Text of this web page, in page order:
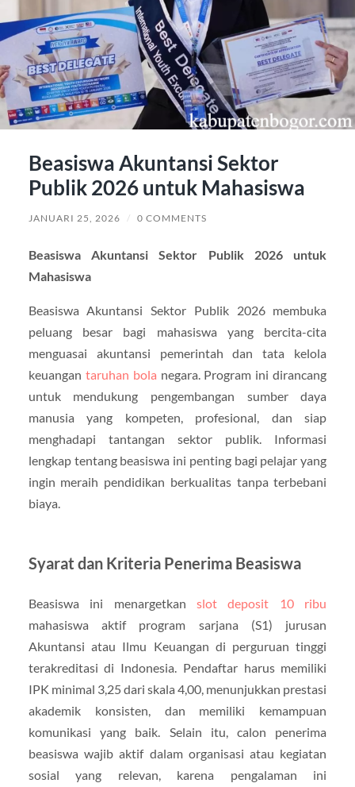
Beasiswa Akuntansi Sektor
Publik 2026 untuk Mahasiswa
JANUARI 25, 2026 / 0 COMMENTS
Beasiswa Akuntansi Sektor Publik 2026 untuk
Mahasiswa
Beasiswa Akuntansi Sektor Publik 2026 membuka
peluang besar bagi mahasiswa yang bercita-cita
menguasai akuntansi pemerintah dan tata kelola
keuangan taruhan bola negara. Program ini dirancang
untuk mendukung pengembangan sumber daya
manusia yang kompeten, profesional, dan siap
menghadapi tantangan sektor publik. Informasi
lengkap tentang beasiswa ini penting bagi pelajar yang
ingin meraih pendidikan berkualitas tanpa terbebani
biaya.
Syarat dan Kriteria Penerima Beasiswa
Beasiswa ini menargetkan slot deposit 10 ribu
mahasiswa aktif program sarjana (S1) jurusan
Akuntansi atau Ilmu Keuangan di perguruan tinggi
terakreditasi di Indonesia. Pendaftar harus memiliki
IPK minimal 3,25 dari skala 4,00, menunjukkan prestasi
akademik konsisten, dan memiliki kemampuan
komunikasi yang baik. Selain itu, calon penerima
beasiswa wajib aktif dalam organisasi atau kegiatan
sosial yang relevan, karena pengalaman ini